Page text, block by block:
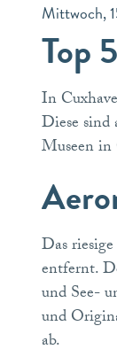
Mittwoch,
Top
In
Diese
Museen in
Das
entfernt.
und See-
und
ab.